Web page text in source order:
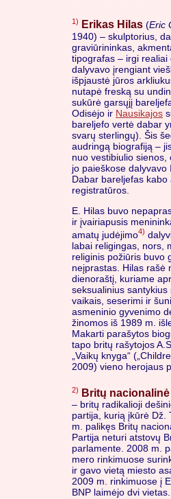
1) Erikas Hilas (Eric
1940) – skulptorius,
graviūrininkas,
tipografas – irgi realiai
dalyvavo įrengiant
išpjaustė jūros
nutapė freską su
sukūrė garsųjį
Odisėjo ir Nausikajos
bareljefo vertė dabar
svarų sterlingų). Šis
audringą biografiją –
nuo vestibiulio sienos,
jo paieškose dalyvavo
Dabar bareljefas kabo
registratūros.
E. Hilas buvo
ir įvairiapusis
amatų judėjimo4)
labai religingas, nors,
religinis požiūris buvo
neįprastas. Hilas rašė
dienoraštį, kuriame
seksualinius santykius
vaikais, seserimi ir
asmeninio gyvenimo
žinomos iš 1989 m.
Makarti parašytos
tapo britų rašytojos
„Vaikų knyga“
2009) vieno herojaus
2) Britų
– britų radikalioji
partija, kurią įkūrė Dž.
m. palikęs Britų
Partija neturi atstovų
parlamente. 2008 m.
mero rinkimuose
ir gavo vietą miesto
2009 m. rinkimuose į
BNP laimėjo dvi vietas.